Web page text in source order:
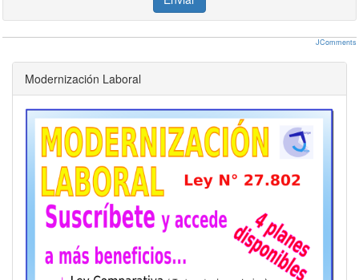
JComments
Modernización Laboral